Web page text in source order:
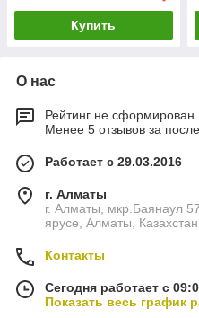
Купить
О нас
Рейтинг не сформирован
Менее 5 отзывов за
Работает с 29.03.2016
г. Алматы
г. Алматы, мкр.Баянаул
ярусе, Алматы, Казахстан
Контакты
Сегодня работает с
Показать весь график